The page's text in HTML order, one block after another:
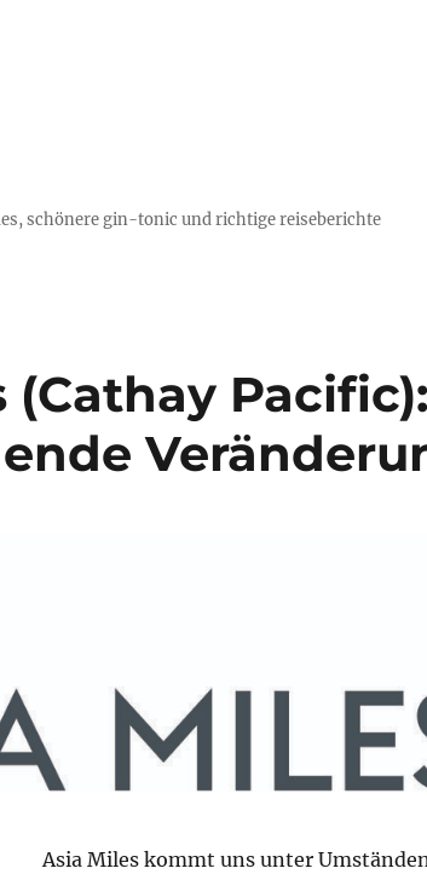
schönere gin-tonic und richtige reiseberichte
(Cathay Pacific):
Asia Miles kommt uns unter